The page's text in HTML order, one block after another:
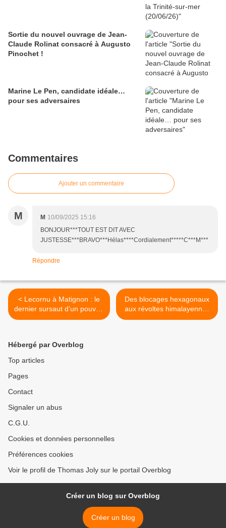
Sortie du nouvel ouvrage de Jean-
Claude Rolinat consacré à Augusto
Pinochet !
Marine Le Pen, candidate idéale…
pour ses adversaires
Commentaires
Ajouter un commentaire
M M 10/09/2025 15:16
BONJOUR***TOUT EST DIT AVEC
JUSTESSE***BRAVO***Hélas****Cordialement*****C***M***
Répondre
< Lecornu à Matignon : le
dernier sursaut d’un pouvoir
aux abois
Des blocages hexagonaux
aux révoltes himalayennes
>
Hébergé par Overblog
Top articles
Pages
Contact
Signaler un abus
C.G.U.
Cookies et données personnelles
Préférences cookies
Voir le profil de Thomas Joly sur le portail Overblog
Créer un blog sur Overblog
Créer un blog